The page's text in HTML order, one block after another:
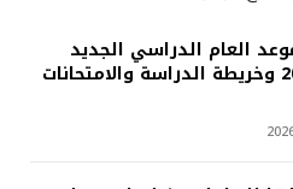
العام الدراسي الجديد
2026/2027 وخريطة الدراسة والامتحانات